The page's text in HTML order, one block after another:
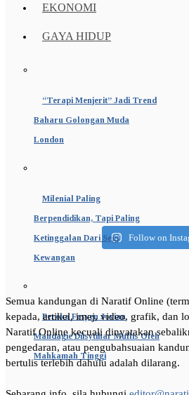
EKONOMI
GAYA HIDUP
“Terapi Menjerit” Jadi Trend
Baharu Golongan Muda
London
Milenial Paling
Berpendidikan, Tapi Paling
Ketinggalan Dari Segi
Kewangan
Pereka Fesyen Jovian
Mandagie Diisytihar Muflis Oleh
Mahkamah Tinggi
Follow on
Semua kandungan di Naratif Online
kepada, artikel, imej, video, grafik, dan
Naratif Online kecuali dinyatakan
pengedaran, atau pengubahsuaian
bertulis terlebih dahulu adalah dilarang.